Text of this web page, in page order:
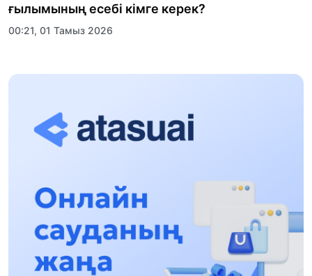
ғылымының есебі кімге керек?
00:21, 01 Тамыз 2026
«Заң керуені» жобасы: Абай облысында
17:31, 31 Шілде 2026
13:13, 30 Шілде 2026
Асхат Асылбеков: Күшті билікке күшті
тұлғалар керек!